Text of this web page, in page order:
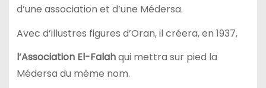
d’une association et d’une Médersa.
Avec d’illustres figures d’Oran, il créera, en 1937,
l’Association El-Falahqui mettra sur pied la
Médersa du même nom.